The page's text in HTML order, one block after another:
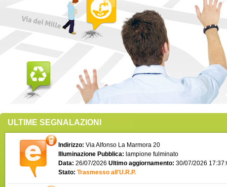
ULTIME SEGNALAZIONI
Indirizzo: Via Alfonso La Marmora 20
Illuminazione Pubblica: lampione fulminato
Data: 26/07/2026 Ultimo aggiornamento: 30/07/2026
Stato: Trasmesso all'U.R.P.